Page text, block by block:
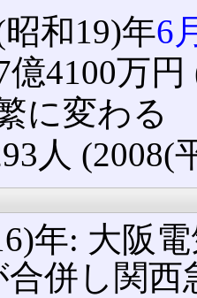
和19)年6
億4100万
に変わる
人 (2008(
年: 大阪
併し関西